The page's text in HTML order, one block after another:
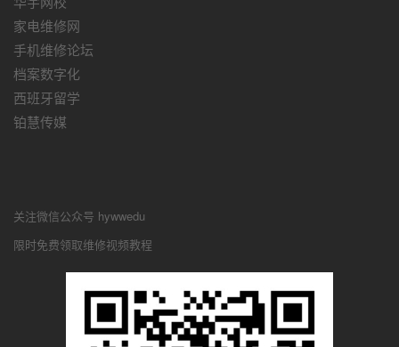
家电维修网
手机维修论坛
档案数字化
西班牙留学
铂慧传媒
关注微信公众号 hywwedu
限时免费领取维修视频教程